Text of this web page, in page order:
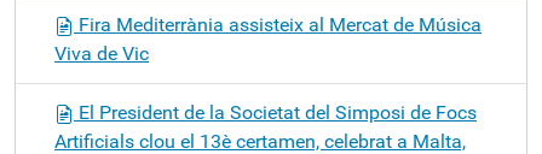
Fira Mediterrània assisteix al Mercat de Música
Viva de Vic
El President de la Societat del Simposi de Focs
Artificials clou el 13è certamen, celebrat a Malta,